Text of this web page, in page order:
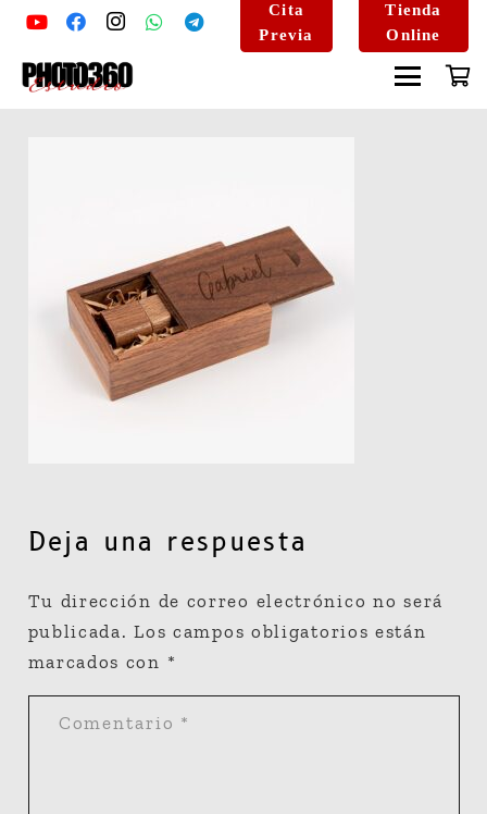
Cita
Previa
Tienda
Online
Deja una respuesta
Tu dirección de correo electrónico no será
publicada. Los campos obligatorios están
marcados con *